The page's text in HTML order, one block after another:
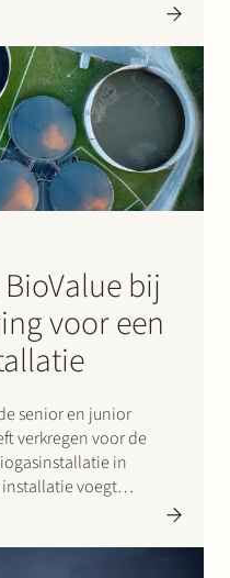
waarmee Rabobank
as-a-service
bij
voor een
senior en junior
verkregen voor de
in
voegt